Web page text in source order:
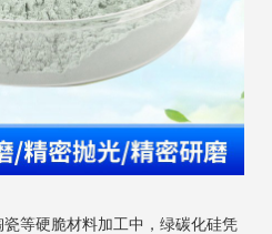
等硬脆材料加工中，绿碳化硅凭